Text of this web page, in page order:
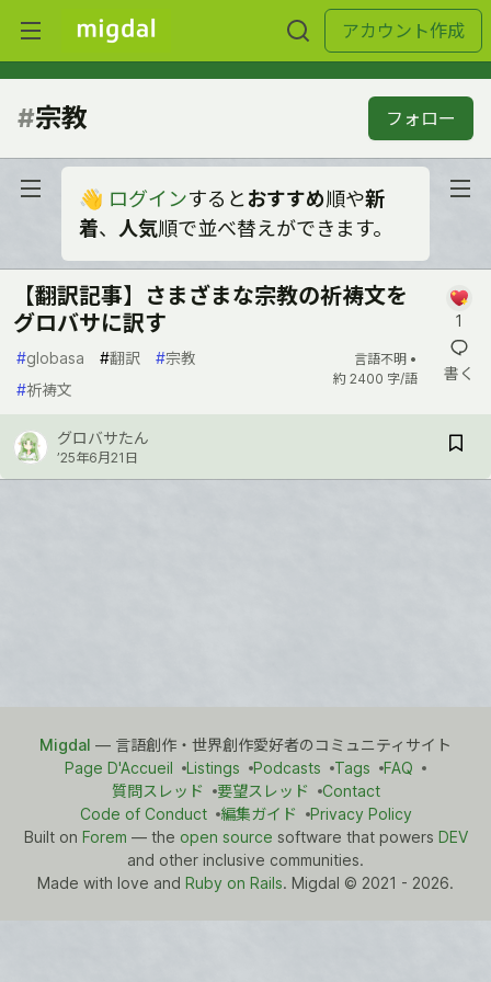
アカウント作成
#宗教 フォロー
👋 ログインするとおすすめ順や新
着、 人気順で並べ替えができます。
【翻訳記事】さまざまな宗教の祈祷文を
グロバサに訳す
#globasa #翻訳 #宗教
#祈祷文
言語不明 •
約 2400 字/語
1
書く
グロバサたん
’25年6月21日
Migdal — 言語創作・世界創作愛好者のコミュニティサイト
Page D'Accueil
Listings Podcasts Tags
FAQ
質問スレッド
要望スレッド
Contact
Code of Conduct
編集ガイド
Privacy Policy
Built on Forem — the open source software that powers DEV
and other inclusive communities.
Made with love and Ruby on Rails. Migdal © 2021 - 2026.